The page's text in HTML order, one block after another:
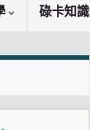
碌卡知識